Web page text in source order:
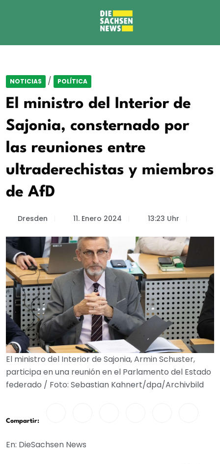
NOTICIAS / POLÍTICA
El ministro del Interior de
Sajonia, consternado por
las reuniones entre
ultraderechistas y miembros
de AfD
Dresden 11. Enero 2024 13:23 Uhr
El ministro del Interior de Sajonia, Armin Schuster,
participa en una reunión en el Parlamento del Estado
federado / Foto: Sebastian Kahnert/dpa/Archivbild
Compartir:
En: DieSachsen News